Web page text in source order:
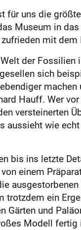
für uns die
Museum in
mit dem
der Fossilien
sich
machen
Hauff. Wer
versteinerten
aussieht wie
bis ins letzte
einem
trotzdem ein
Gärten und
Modell fertig